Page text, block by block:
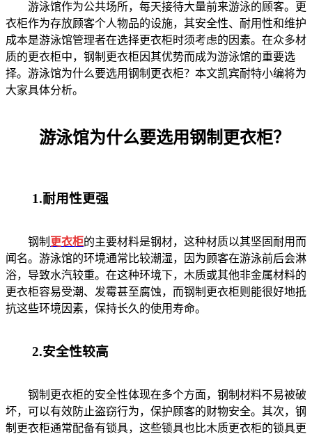
游泳馆作为公共场所，每天接待大量前来游泳的顾客。更
衣柜作为存放顾客个人物品的设施，其安全性、耐用性和维护
成本是游泳馆管理者在选择更衣柜时须考虑的因素。在众多材
质的更衣柜中，钢制更衣柜因其优势而成为游泳馆的重要选
择。游泳馆为什么要选用钢制更衣柜？本文凯宾耐特小编将为
大家具体分析。
游泳馆为什么要选用钢制更衣柜？
1.耐用性更强
钢制 更衣柜的主要材料是钢材，这种材质以其坚固耐用而
闻名。游泳馆的环境通常比较潮湿，因为顾客在游泳前后会淋
浴，导致水汽较重。在这种环境下，木质或其他非金属材料的
更衣柜容易受潮、发霉甚至腐蚀，而钢制更衣柜则能很好地抵
抗这些环境因素，保持长久的使用寿命。
2.安全性较高
钢制更衣柜的安全性体现在多个方面，钢制材料不易被破
坏，可以有效防止盗窃行为，保护顾客的财物安全。其次，钢
制更衣柜通常配备有锁具，这些锁具也比木质更衣柜的锁具更